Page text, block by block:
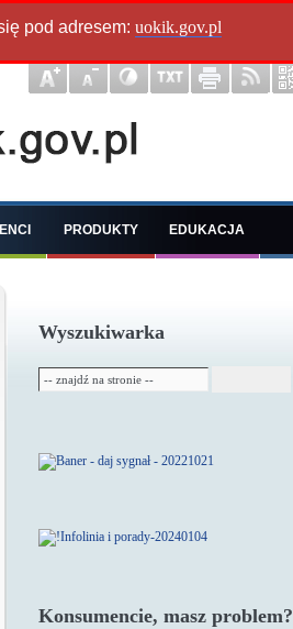
pod adresem: uokik.gov.pl
PRODUKTY EDUKACJA
Wyszukiwarka
Konsumencie, masz problem?